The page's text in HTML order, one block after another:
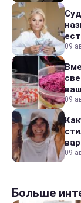
09
09
09
Больше